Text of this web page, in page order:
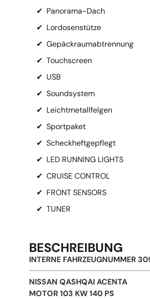
✔ Panorama-Dach
✔ Lordosenstütze
✔ Gepäckraumabtrennung
✔ Touchscreen
✔ USB
✔ Soundsystem
✔ Leichtmetallfelgen
✔ Sportpaket
✔ Scheckheftgepflegt
✔ LED RUNNING LIGHTS
✔ CRUISE CONTROL
✔ FRONT SENSORS
✔ TUNER
BESCHREIBUNG
INTERNE FAHRZEUGNUMMER
NISSAN QASHQAI ACENTA
MOTOR 103 KW 140 PS